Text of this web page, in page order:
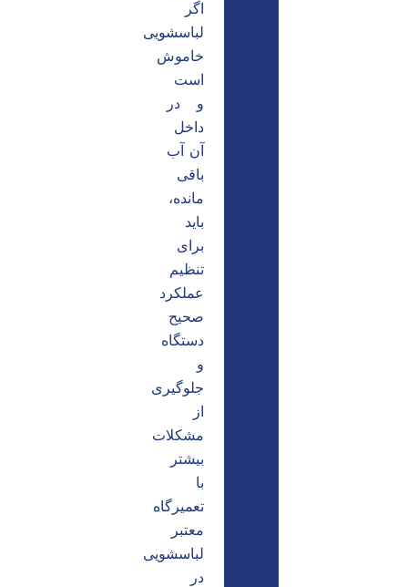
اگر
لباسشویی
خاموش
است
و در
داخل
آن آب
باقی
مانده،
باید
برای
تنظیم
عملکرد
صحیح
دستگاه
و
جلوگیری
از
مشکلات
بیشتر
با
تعمیرگاه
معتبر
لباسشویی
در